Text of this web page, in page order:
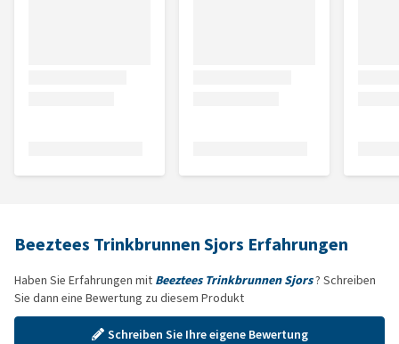
Beeztees Trinkbrunnen Sjors Erfahrungen
Haben Sie Erfahrungen mit Beeztees Trinkbrunnen Sjors? Schreiben
Sie dann eine Bewertung zu diesem Produkt
Schreiben Sie Ihre eigene Bewertung